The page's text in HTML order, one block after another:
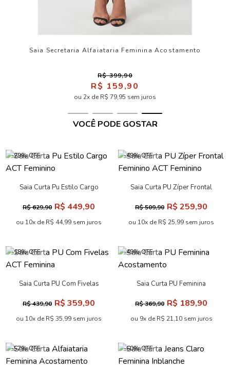
Saia Secretaria Alfaiataria Feminina Acostamento
R$ 399,90
R$ 159,90
ou 2x de R$ 79,95 sem juros
VOCÊ PODE GOSTAR
-29% OFF
Saia Curta Pu Estilo Cargo
R$ 629,90 R$ 449,90
ou 10x de R$ 44,99 sem juros
-49% OFF
Saia Curta PU Zíper Frontal
R$ 509,90 R$ 259,90
ou 10x de R$ 25,99 sem juros
-18% OFF
Saia Curta PU Com Fivelas
R$ 439,90 R$ 359,90
ou 10x de R$ 35,99 sem juros
-49% OFF
Saia Curta PU Feminina
R$ 369,90 R$ 189,90
ou 9x de R$ 21,10 sem juros
-57% OFF -60% OFF